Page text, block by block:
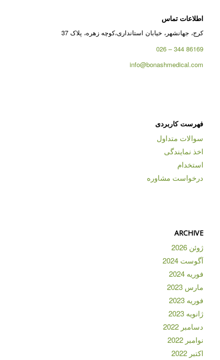
اطلاعات تماس
کرج، جهانشهر، خیابان استانداری،کوچه زهره، پلاک 37
86169 344 – 026
info@bonashmedical.com
فهرست کاربردی
سوالات متداول
اخذ نمایندگی
استخدام
درخواست مشاوره
ARCHIVE
ژوئن 2026
آگوست 2024
فوریه 2024
مارس 2023
فوریه 2023
ژانویه 2023
دسامبر 2022
نوامبر 2022
اکتبر 2022